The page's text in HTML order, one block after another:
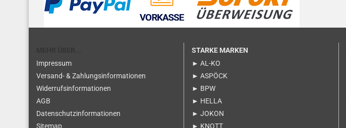
Impressum
Versand- & Zahlungsinformationen
Widerrufsinformationen
AGB
Datenschutzinformationen
Sitemap
STARKE MARKEN
► AL-KO
► ASPÖCK
► BPW
► HELLA
► JOKON
► KNOTT